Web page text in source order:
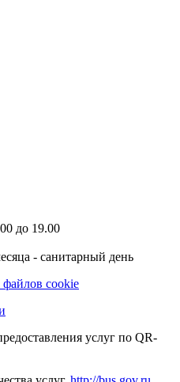
до 19.00
- санитарный день
cookie
услуг по QR-